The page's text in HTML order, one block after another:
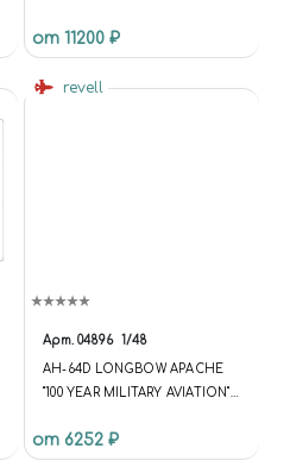
от 11200 ₽
revell
Арт. 04896 1/48
AH-64D LONGBOW APACHE
"100 YEAR MILITARY AVIATION"
ВОЕННОЙ АВИАЦИИ)
от 6252 ₽